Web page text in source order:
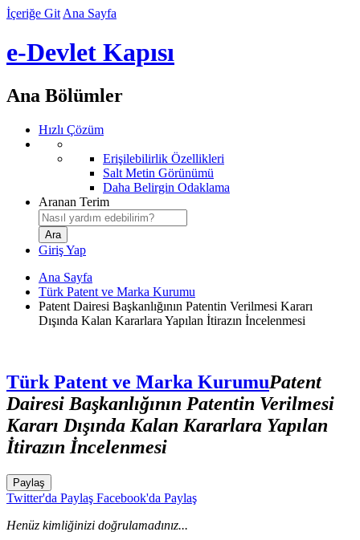
İçeriğe Git Ana Sayfa
e-Devlet Kapısı
Ana Bölümler
Hızlı Çözüm
Erişilebilirlik Özellikleri
Salt Metin Görünümü
Daha Belirgin Odaklama
Aranan Terim
Giriş Yap
Ana Sayfa
Türk Patent ve Marka Kurumu
Patent Dairesi Başkanlığının Patentin Verilmesi Kararı
Dışında Kalan Kararlara Yapılan İtirazın İncelenmesi
Türk Patent ve Marka KurumuPatent
Dairesi Başkanlığının Patentin Verilmesi
Kararı Dışında Kalan Kararlara Yapılan
İtirazın İncelenmesi
Paylaş
Twitter'da Paylaş Facebook'da Paylaş
Henüz kimliğinizi doğrulamadınız...